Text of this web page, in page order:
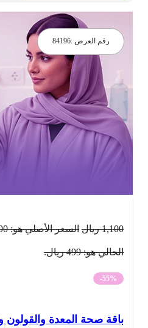
رقم العرض :84196
1,100 ريال السعر الأصلي هو: 1,100 ريال.
الحالي هو: 499 ريال.
-55%
باقة صحة المعدة والقولون وتشمل 4